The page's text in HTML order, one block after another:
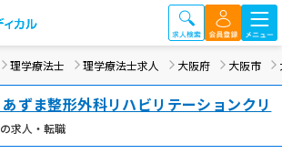
理学療法士 理学療法士求人 大阪府 大阪市
ずま整形外科リハビリテーションクリ
求人・転職